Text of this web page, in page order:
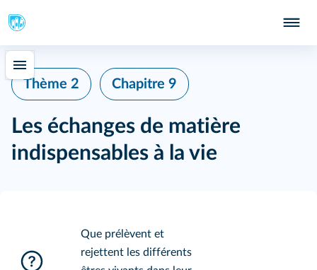
Thème 2 Chapitre 9
Les échanges de matière
indispensables à la vie
Que prélèvent et
rejettent les différents